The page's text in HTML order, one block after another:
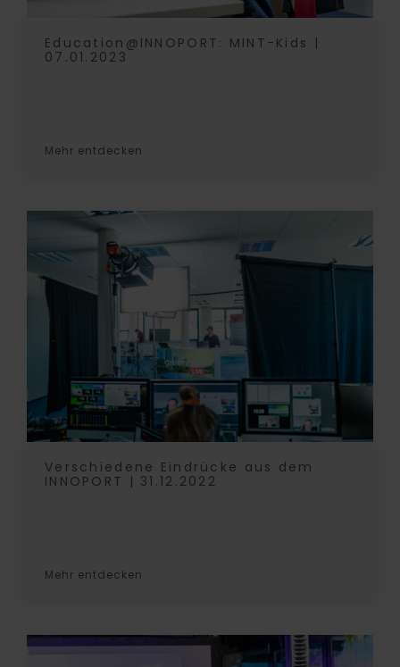
Education@INNOPORT: MINT-Kids |
07.01.2023
Mehr entdecken
Verschiedene Eindrücke aus dem
INNOPORT | 31.12.2022
Mehr entdecken